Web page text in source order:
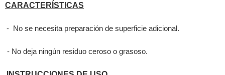
CARACTERÍSTICAS
- No se necesita preparación de superficie adicional.
- No deja ningún residuo ceroso o grasoso.